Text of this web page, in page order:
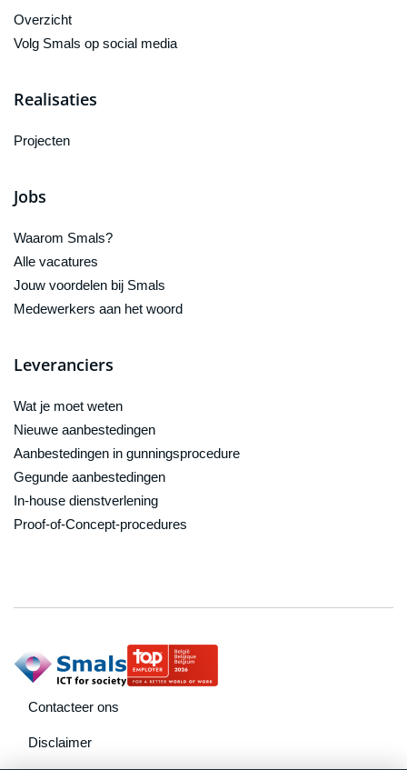
Overzicht
Volg Smals op social media
Realisaties
Projecten
Jobs
Waarom Smals?
Alle vacatures
Jouw voordelen bij Smals
Medewerkers aan het woord
Leveranciers
Wat je moet weten
Nieuwe aanbestedingen
Aanbestedingen in gunningsprocedure
Gegunde aanbestedingen
In-house dienstverlening
Proof-of-Concept-procedures
footer navigation
Contacteer ons
Disclaimer